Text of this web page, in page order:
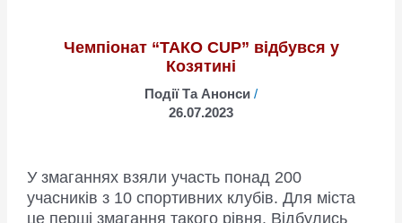
Чемпіонат “ТАКО CUP” відбувся у
Козятині
Події Та Анонси /
26.07.2023
У змаганнях взяли участь понад 200
учасників з 10 спортивних клубів. Для міста
це перші змагання такого рівня. Відбулись